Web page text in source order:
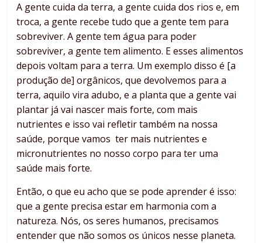
A gente cuida da terra, a gente cuida dos rios e, em
troca, a gente recebe tudo que a gente tem para
sobreviver. A gente tem água para poder
sobreviver, a gente tem alimento. E esses alimentos
depois voltam para a terra. Um exemplo disso é [a
produção de] orgânicos, que devolvemos para a
terra, aquilo vira adubo, e a planta que a gente vai
plantar já vai nascer mais forte, com mais
nutrientes e isso vai refletir também na nossa
saúde, porque vamos ter mais nutrientes e
micronutrientes no nosso corpo para ter uma
saúde mais forte.
Então, o que eu acho que se pode aprender é isso:
que a gente precisa estar em harmonia com a
natureza. Nós, os seres humanos, precisamos
entender que não somos os únicos nesse planeta.